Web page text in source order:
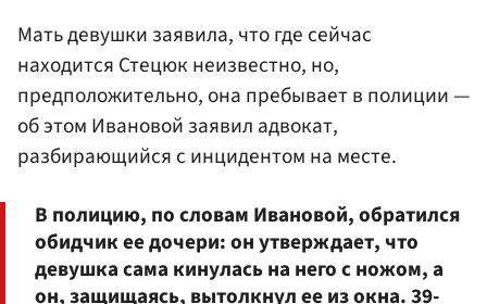
Мать девушки заявила, что где сейчас
находится Стецюк неизвестно, но,
предположительно, она пребывает в полиции —
об этом Ивановой заявил адвокат,
разбирающийся с инцидентом на месте.
В полицию, по словам Ивановой, обратился
обидчик ее дочери: он утверждает, что
девушка сама кинулась на него с ножом, а
он, защищаясь, вытолкнул ее из окна. 39-